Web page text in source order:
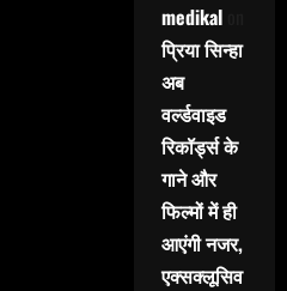
medikalon
प्रिया सिन्हा
अब
वर्ल्डवाइड
रिकॉर्ड्स के
गाने और
फिल्मों में ही
आएंगी नजर,
एक्सक्लूसिव